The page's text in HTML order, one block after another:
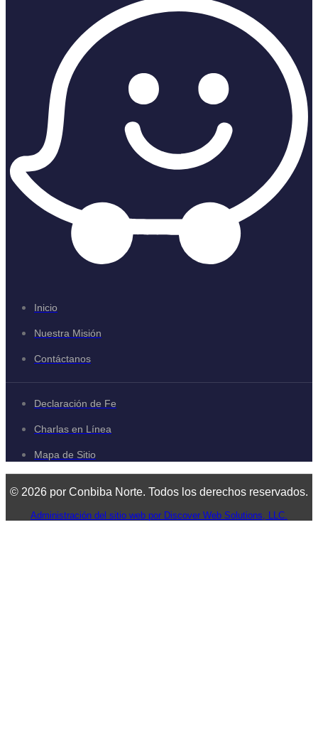
Inicio
Nuestra Misión
Contáctanos
Declaración de Fe
Charlas en Línea
Mapa de Sitio
© 2026 por Conbiba Norte. Todos los derechos reservados.
Administración del sitio web por Discover Web Solutions, LLC.